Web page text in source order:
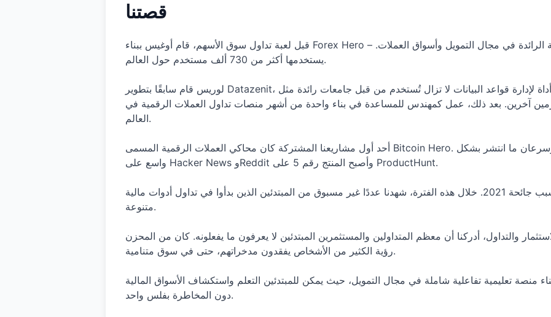
قصتنا
قبل لعبة تداول سوق الأسهم، قام أوغيس ببناء Forex Hero – واحدة من التطبيقات التعليمية الرائدة في مجال التمويل وأسواق العملات.
يستخدمها أكثر من 730 ألف مستخدم حول العالم.
لوريس قام سابقًا بتطوير Datazenit، وهي أداة لإدارة قواعد البيانات لا تزال تُستخدم من قبل جامعات رائدة مثل MIT، ستانفورد، هارفارد،
آخرين. بعد ذلك، عمل كمهندس للمساعدة في بناء واحدة من أشهر منصات تداول العملات الرقمية في
العالم.
أحد أول مشاريعنا المشتركة كان محاكي العملات الرقمية المسمى Bitcoin Hero. أطلقناه في غضون بضعة أسابيع، وسرعان ما انتشر بشكل
واسع على Hacker News وReddit وأصبح المنتج رقم 5 على ProductHunt.
تم تحفيز فكرة لعبة سوق الأسهم بسبب جائحة 2021. خلال هذه الفترة، شهدنا عددًا غير مسبوق من المبتدئين الذين بدأوا في تداول أدوات مالية
متنوعة.
والتداول، أدركنا أن معظم المتداولين والمستثمرين المبتدئين لا يعرفون ما يفعلونه. كان من المحزن
رؤية الكثير من الأشخاص يفقدون مدخراتهم، حتى في سوق متنامية.
منصة تعليمية تفاعلية شاملة في مجال التمويل، حيث يمكن للمبتدئين التعلم واستكشاف الأسواق المالية
دون المخاطرة بفلس واحد.